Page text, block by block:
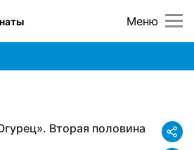
Меню
Вторая половина